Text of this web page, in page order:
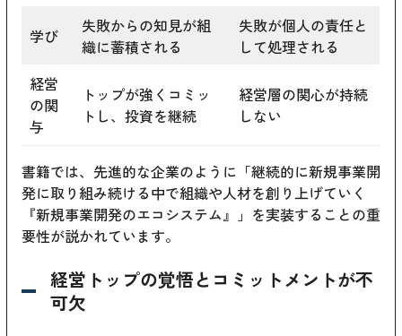
学び
失敗からの知見が組
織に蓄積される
失敗が個人の責任と
して処理される
経営
の関
与
トップが強くコミッ
トし、投資を継続
経営層の関心が持続
しない
書籍では、先進的な企業のように「継続的に新規事業開
発に取り組み続ける中で組織や人材を創り上げていく
『新規事業開発のエコシステム』」を実装することの重
要性が説かれています。
経営トップの覚悟とコミットメントが不
可欠